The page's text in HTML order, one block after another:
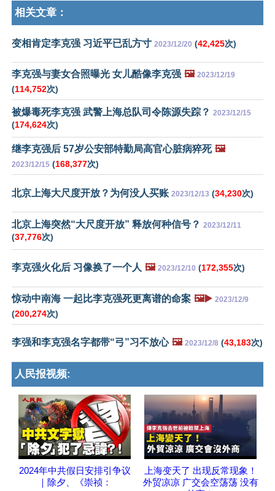
相关文章：
变相肯定李克强 习近平已乱方寸 2023/12/20 (42,425次)
李克强与妻女合照曝光 女儿酷像李克强 🖼️ 2023/12/19
(114,752次)
被爆毒死李克强 武警上海总队司令陈源失踪？ 2023/12/15
(174,624次)
继李克强后 57岁公安部特勤局高官心脏病猝死 🖼️
2023/12/15 (168,377次)
北京上海大尺度开放？为何没人买账 2023/12/13 (34,230次)
北京上海突然“大尺度开放” 释放何种信号？ 2023/12/11
(37,776次)
李克强火化后 习像换了一个人 🖼️ 2023/12/10 (172,355次)
惊动中南海 一起比李克强死更离谱的命案 🖼️▶️ 2023/12/9
(200,274次)
李强和李克强名字都带“弓”习不放心 🖼️ 2023/12/8 (43,183次)
人民报视频:
2024年中共假日安排引争议
｜除夕、《崇祯：
上海变天了 出现反常现象！
外贸凉凉 广交会空荡荡 没有